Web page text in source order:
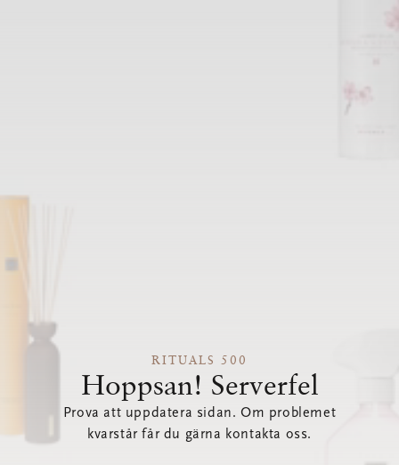
RITUALS 500
Hoppsan! Serverfel
Prova att uppdatera sidan. Om problemet
kvarstår får du gärna kontakta oss.